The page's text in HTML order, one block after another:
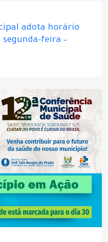
adota horário
segunda-feira –